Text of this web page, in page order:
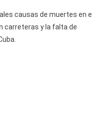
causas de muertes en el
carreteras y la falta de